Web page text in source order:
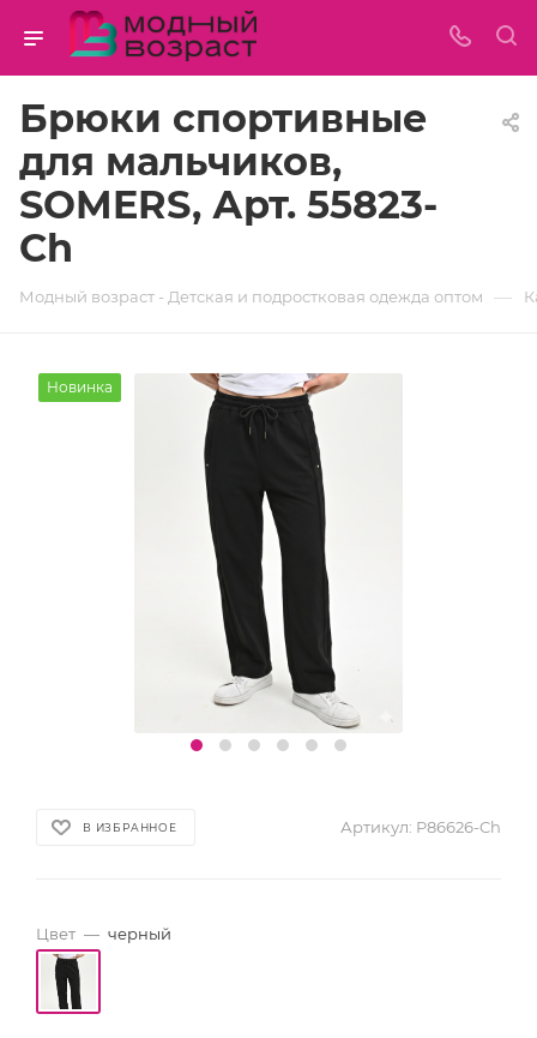
Брюки спортивные
для мальчиков,
SOMERS, Арт. 55823-
Ch
Модный возраст - Детская и подростковая одежда оптом —
Новинка
В ИЗБРАННОЕ Артикул: P86626-Ch
Цвет — черный